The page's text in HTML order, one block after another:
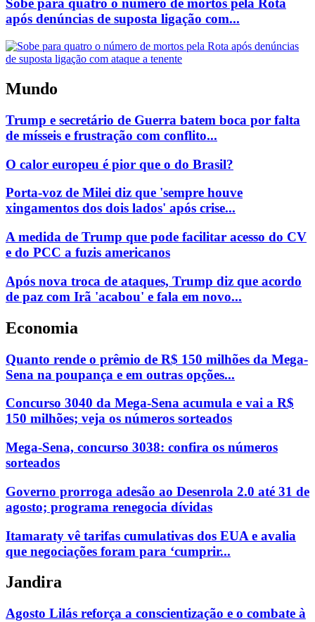
Sobe para quatro o número de mortos pela Rota
após denúncias de suposta ligação com...
Mundo
Trump e secretário de Guerra batem boca por falta
de mísseis e frustração com conflito...
O calor europeu é pior que o do Brasil?
Porta-voz de Milei diz que 'sempre houve
xingamentos dos dois lados' após crise...
A medida de Trump que pode facilitar acesso do CV
e do PCC a fuzis americanos
Após nova troca de ataques, Trump diz que acordo
de paz com Irã 'acabou' e fala em novo...
Economia
Quanto rende o prêmio de R$ 150 milhões da Mega-
Sena na poupança e em outras opções...
Concurso 3040 da Mega-Sena acumula e vai a R$
150 milhões; veja os números sorteados
Mega-Sena, concurso 3038: confira os números
sorteados
Governo prorroga adesão ao Desenrola 2.0 até 31 de
agosto; programa renegocia dívidas
Itamaraty vê tarifas cumulativas dos EUA e avalia
que negociações foram para ‘cumprir...
Jandira
Agosto Lilás reforça a conscientização e o combate à